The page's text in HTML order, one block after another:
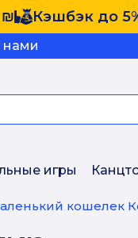
₪ Кэшбэк до
нами
игры
кошелек